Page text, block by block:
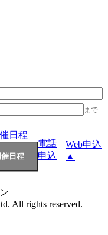
まで
日程
電話
申込
Web申込
▲
All rights reserved.